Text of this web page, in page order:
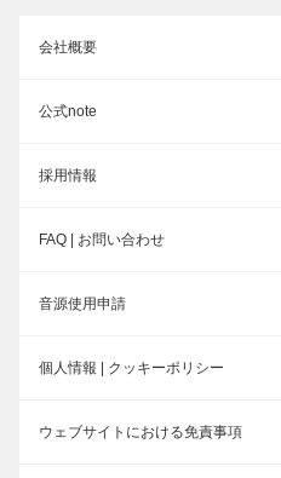
会社概要
公式note
採用情報
FAQ | お問い合わせ
音源使用申請
個人情報 | クッキーポリシー
ウェブサイトにおける免責事項